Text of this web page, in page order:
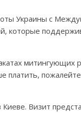
Украины с
которые
Визит